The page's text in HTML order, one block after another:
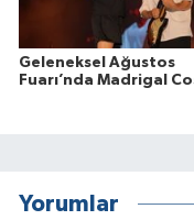
Geleneksel Ağustos
Fuarı’nda Madrigal
Yorumlar